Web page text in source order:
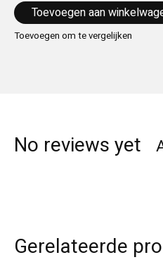
Toevoegen om te vergelijken
No reviews yet
Gerelateerde